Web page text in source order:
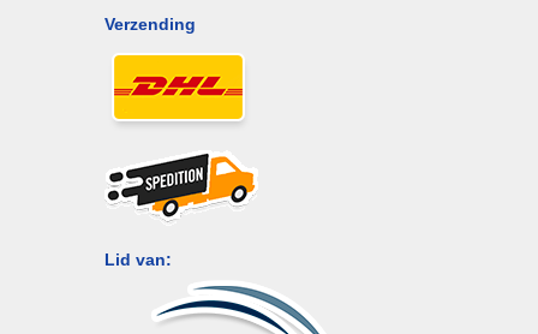
Verzending
Lid van: